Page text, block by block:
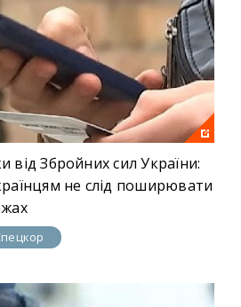
від Збройних сил України:
не слід поширювати